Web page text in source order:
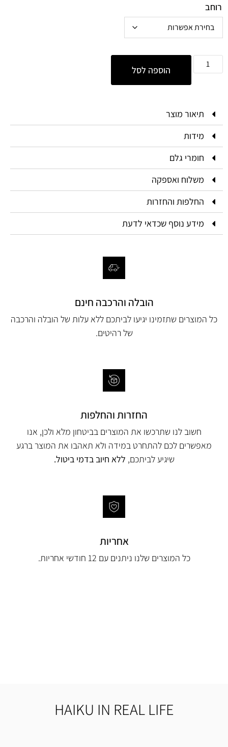
רוחב
הוספה לסל
תיאור מוצר
מידות
חומרי גלם
משלוח ואספקה
החלפות והחזרות
מידע נוסף שכדאי לדעת
הובלה והרכבה חינם
כל המוצרים שתזמינו יגיעו לביתכם ללא עלות של הובלה והרכבה
של רהיטים.
החזרות והחלפות
חשוב לנו שתרכשו את המוצרים בביטחון מלא ולכן, אנו
מאפשרים לכם להתחרט במידה ולא תאהבו את המוצר ברגע
שיגיע לביתכם, ללא חיוב בדמי ביטול.
אחריות
כל המוצרים שלנו ניתנים עם 12 חודשי אחריות.
HAIKU IN REAL LIFE